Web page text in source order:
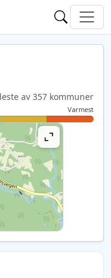
av 357 kommuner
Varmest